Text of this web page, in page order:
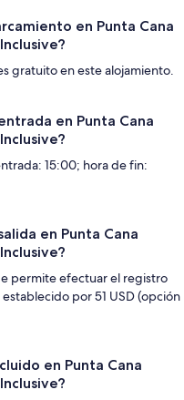
en Punta Cana
gratuito en este alojamiento.
en Punta Cana
15:00; hora de fin:
en Punta Cana
permite efectuar el registro
por 51 USD (opción
en Punta Cana